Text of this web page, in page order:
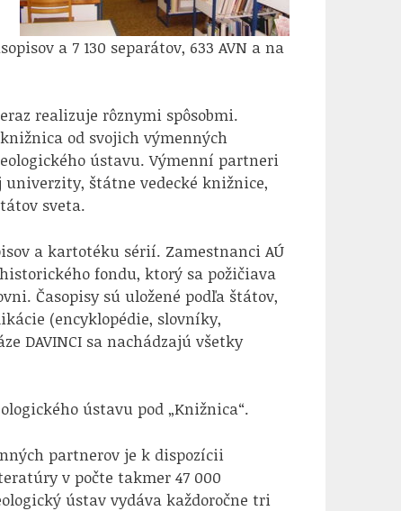
a 7 130 separátov, 633 AVN a na
realizuje rôznymi spôsobmi.
od svojich výmenných
ústavu. Výmenní partneri
štátne vedecké knižnice,
sveta.
a kartotéku sérií. Zamestnanci AÚ
fondu, ktorý sa požičiava
Časopisy sú uložené podľa štátov,
(encyklopédie, slovníky,
DAVINCI sa nachádzajú všetky
ústavu pod „Knižnica“.
partnerov je k dispozícii
v počte takmer 47 000
ústav vydáva každoročne tri